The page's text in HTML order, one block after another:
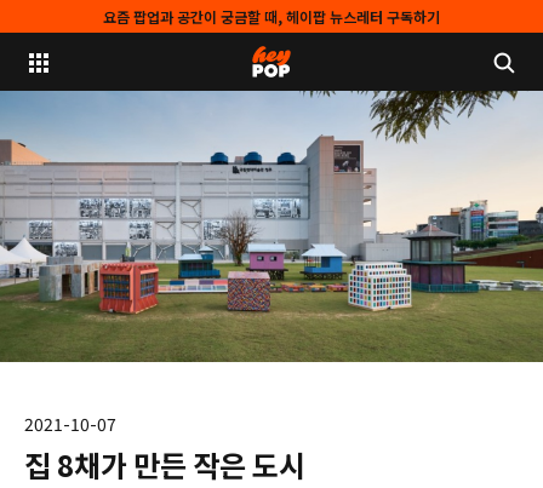
요즘 팝업과 공간이 궁금할 때, 헤이팝 뉴스레터 구독하기
2021-10-07
집 8채가 만든 작은 도시